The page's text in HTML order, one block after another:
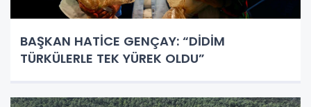
BAŞKAN HATİCE GENÇAY: “DİDİM
TÜRKÜLERLE TEK YÜREK OLDU”